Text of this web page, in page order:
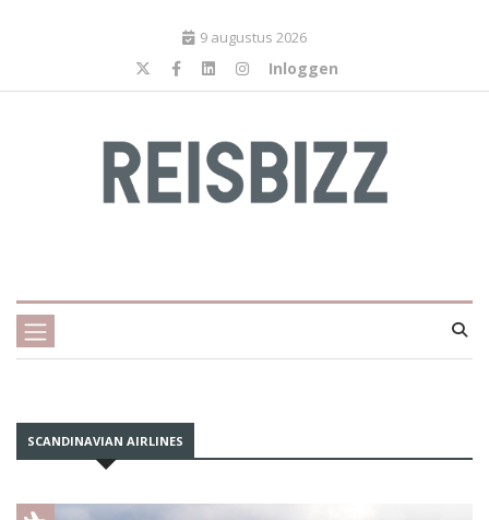
9 augustus 2026
Inloggen
SCANDINAVIAN AIRLINES